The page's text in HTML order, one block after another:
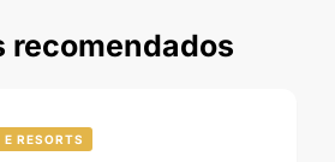
recomendados
RESORTS